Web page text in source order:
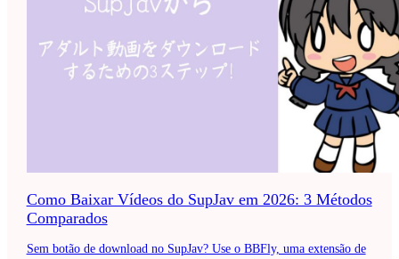
Como Baixar Vídeos do SupJav em 2026: 3 Métodos
Comparados
Sem botão de download no SupJav? Use o BBFly, uma extensão de